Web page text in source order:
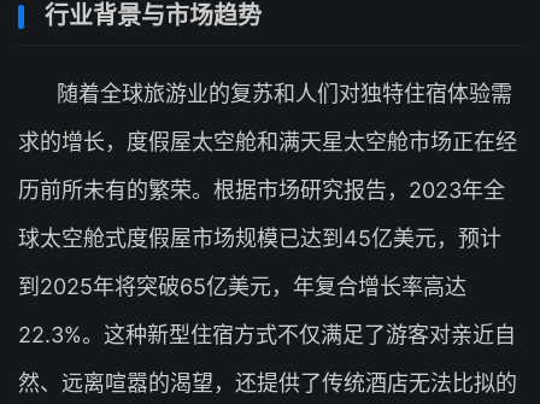
行业背景与市场趋势
随着全球旅游业的复苏和人们对独特住宿体验需
求的增长，度假屋太空舱和满天星太空舱市场正在经
历前所未有的繁荣。根据市场研究报告，2023年全
球太空舱式度假屋市场规模已达到45亿美元，预计
到2025年将突破65亿美元，年复合增长率高达
22.3%。这种新型住宿方式不仅满足了游客对亲近自
然、远离喧嚣的渴望，还提供了传统酒店无法比拟的